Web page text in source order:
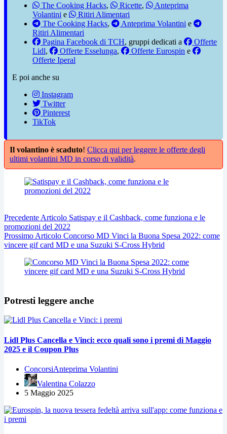
The Cooking Hacks, Ricette,
Anteprima
Volantini e
Ritiri Alimentari
The Cooking Hacks, Anteprima Volantini e
Ritiri Alimentari
Pagina Facebook di TCH, gruppi dedicati a
Offerte
Lidl, Offerte Esselunga, Offerte Eurospin e
Offerte Iperal
E poi anche su
Instagram
Twitter
Pinterest
TikTok
Il volantino è scaduto! Clicca qui per leggere le offerte degli
ultimi volantini MD in corso di validità.
Precedente Articolo Satispay e il Cashback, come funziona e le
promozioni del 2022
Prossimo Articolo Concorso MD Vinci la Buona Spesa 2022: come
vincere gif card MD e una Suzuki S-Cross Hybrid
Potresti leggere anche
Lidl Plus Cancella e Vinci: ecco quali sono i premi di Maggio
2025 e il Coupon Plus
ConcorsiAnteprima Volantini
Valentina Colazzo
5 Maggio 2025